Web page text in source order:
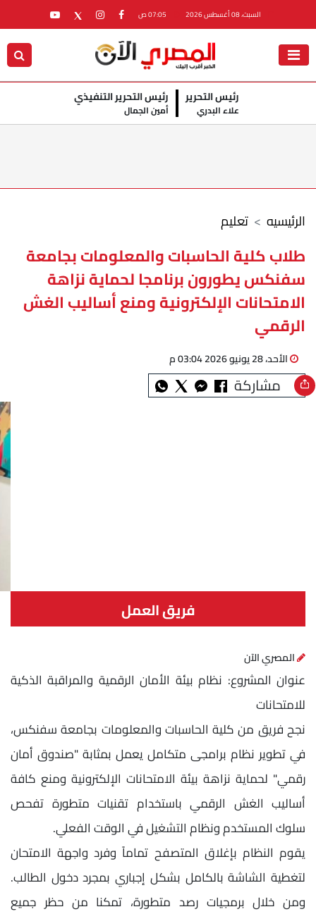
السبت، 08 أغسطس 2026
رئيس التحرير
علاء البدري
رئيس التحرير التنفيذي
أمين الجمال
تعليم الرئيسيه
طلاب كلية الحاسبات والمعلومات بجامعة
سفنكس يطورون برنامجا لحماية نزاهة
الامتحانات الإلكترونية ومنع أساليب الغش
الرقمي
الأحد، 28 يونيو 2026 03:04 م
مشاركة
فريق العمل
المصري الآن
عنوان المشروع: نظام بيئة الأمان الرقمية والمراقبة الذكية
للامتحانات
​نجح فريق من كلية الحاسبات والمعلومات بجامعة سفنكس،
في تطوير نظام برامجى متكامل يعمل بمثابة "صندوق أمان
رقمي" لحماية نزاهة بيئة الامتحانات الإلكترونية ومنع كافة
أساليب الغش الرقمي باستخدام تقنيات متطورة تفحص
سلوك المستخدم ونظام التشغيل في الوقت الفعلي.
​يقوم النظام بإغلاق المتصفح تماماً وفرد واجهة الامتحان
لتغطية الشاشة بالكامل بشكل إجباري بمجرد دخول الطالب.
ومن خلال برمجيات رصد متطورة، تمكنا من حظر جميع